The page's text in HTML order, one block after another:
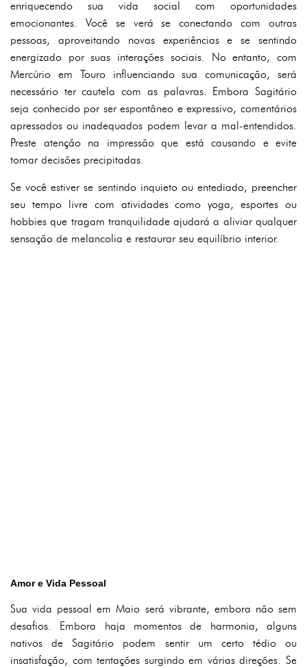
enriquecendo sua vida social com oportunidades
emocionantes. Você se verá se conectando com outras
pessoas, aproveitando novas experiências e se sentindo
energizado por suas interações sociais. No entanto, com
Mercúrio em Touro influenciando sua comunicação, será
necessário ter cautela com as palavras. Embora Sagitário
seja conhecido por ser espontâneo e expressivo, comentários
apressados ou inadequados podem levar a mal-entendidos.
Preste atenção na impressão que está causando e evite
tomar decisões precipitadas.
Se você estiver se sentindo inquieto ou entediado, preencher
seu tempo livre com atividades como yoga, esportes ou
hobbies que tragam tranquilidade ajudará a aliviar qualquer
sensação de melancolia e restaurar seu equilíbrio interior.
Amor e Vida Pessoal
Sua vida pessoal em Maio será vibrante, embora não sem
desafios. Embora haja momentos de harmonia, alguns
nativos de Sagitário podem sentir um certo tédio ou
insatisfação, com tentações surgindo em várias direções. Se